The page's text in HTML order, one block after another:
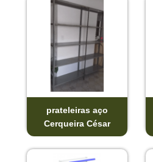
prateleiras aço
Cerqueira César